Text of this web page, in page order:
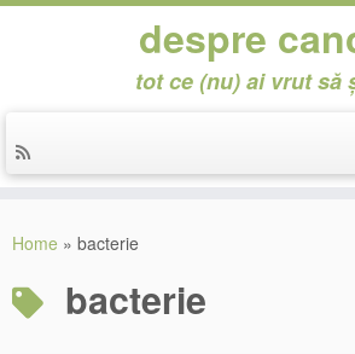
despre
tot ce (nu) ai vrut să
Home » bacterie
bacterie